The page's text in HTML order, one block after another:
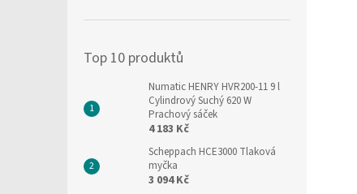
Top 10 produktů
Numatic HENRY HVR200-11 9 l
Cylindrový Suchý 620 W
Prachový sáček
4 183 Kč
Scheppach HCE3000 Tlaková
myčka
3 094 Kč